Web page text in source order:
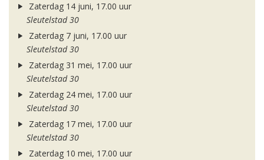
Zaterdag 14 juni, 17.00 uur
Sleutelstad 30
Zaterdag 7 juni, 17.00 uur
Sleutelstad 30
Zaterdag 31 mei, 17.00 uur
Sleutelstad 30
Zaterdag 24 mei, 17.00 uur
Sleutelstad 30
Zaterdag 17 mei, 17.00 uur
Sleutelstad 30
Zaterdag 10 mei, 17.00 uur